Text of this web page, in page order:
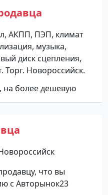
АКПП, ПЭП, климат
музыка,
диск сцепления,
Торг. Новороссийск.
на более дешевую
что вы
с Авторынок23